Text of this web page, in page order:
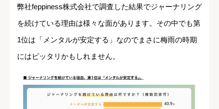
弊社feppiness株式会社で調査した結果でジャーナリング
を続けている理由は様々な面があります。その中でも第
1位は「メンタルが安定する」なのでまさに梅雨の時期
にはピッタリかもしれません。